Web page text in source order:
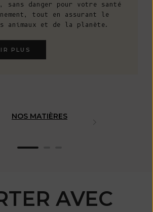
sans danger pour votre santé
tout en assurant le
animaux et de la planète.
PLUS
NOS MATIÈRES
AVEC